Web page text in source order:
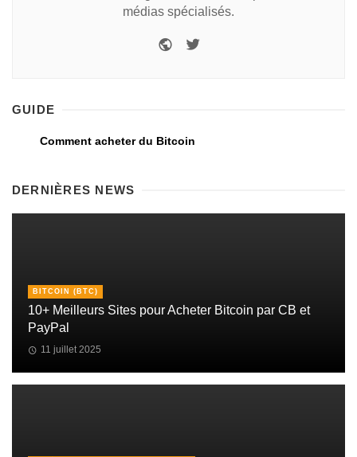
médias spécialisés.
GUIDE
Comment acheter du Bitcoin
DERNIÈRES NEWS
BITCOIN (BTC)
10+ Meilleurs Sites pour Acheter Bitcoin par CB et
PayPal
11 juillet 2025